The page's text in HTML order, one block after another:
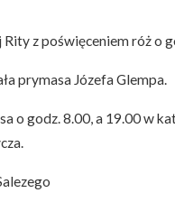
z poświęceniem róż o
prymasa Józefa Glempa.
o godz. 8.00, a 19.00 w